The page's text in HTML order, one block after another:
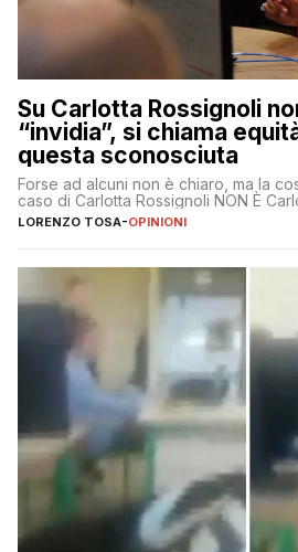
Su Carlotta Rossignoli
“invidia”, si chiama
questa sconosciuta
Forse ad alcuni non è chiaro, ma la
caso di Carlotta Rossignoli NON È
LORENZO TOSA-OPINIONI